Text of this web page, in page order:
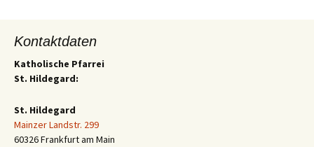
Kontaktdaten
Katholische Pfarrei
St. Hildegard:
St. Hildegard
Mainzer Landstr. 299
60326 Frankfurt am Main